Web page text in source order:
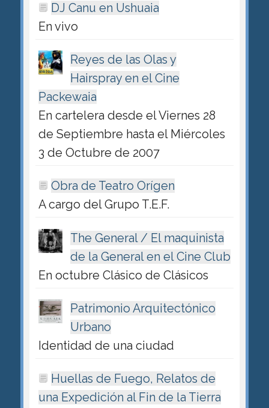
DJ Canu en Ushuaia
En vivo
Reyes de las Olas y
Hairspray en el Cine
Packewaia
En cartelera desde el Viernes 28
de Septiembre hasta el Miércoles
3 de Octubre de 2007
Obra de Teatro Orígen
A cargo del Grupo T.E.F.
The General / El maquinista
de la General en el Cine Club
En octubre Clásico de Clásicos
Patrimonio Arquitectónico
Urbano
Identidad de una ciudad
Huellas de Fuego, Relatos de
una Expedición al Fin de la Tierra